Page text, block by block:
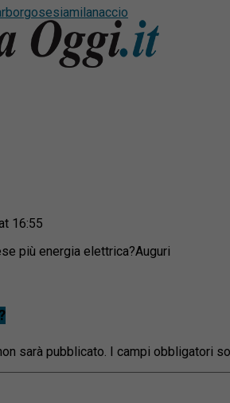
borgosesiamilanaccio
16:55
più energia elettrica?Auguri
sarà pubblicato. I campi obbligatori